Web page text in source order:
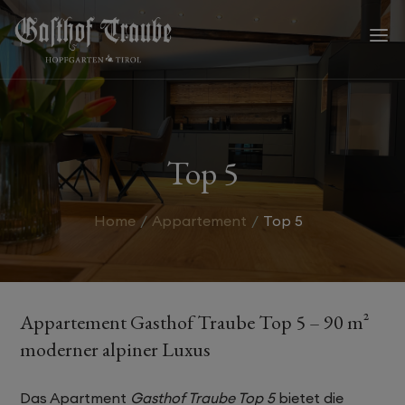
a
Top 5
Home Appartement Top 5
Appartement Gasthof Traube Top 5 – 90 m²
moderner alpiner Luxus
Das Apartment Gasthof Traube Top 5bietet die